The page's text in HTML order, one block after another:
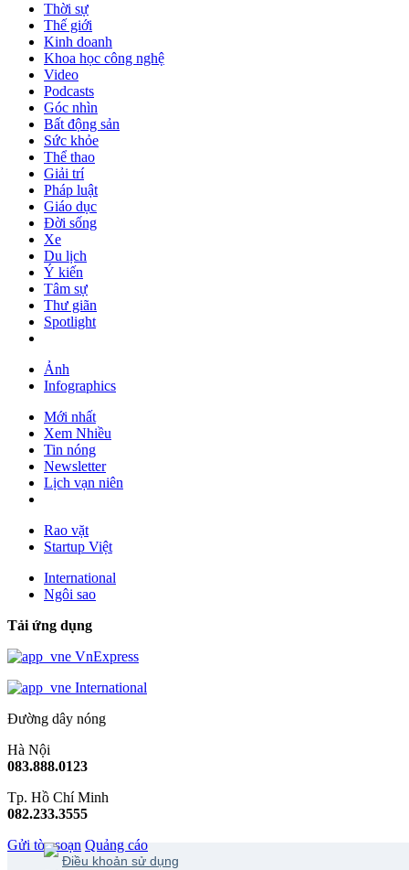
Thời sự
Thế giới
Kinh doanh
Khoa học công nghệ
Video
Podcasts
Góc nhìn
Bất động sản
Sức khỏe
Thể thao
Giải trí
Pháp luật
Giáo dục
Đời sống
Xe
Du lịch
Ý kiến
Tâm sự
Thư giãn
Spotlight
Ảnh
Infographics
Mới nhất
Xem Nhiều
Tin nóng
Newsletter
Lịch vạn niên
Rao vặt
Startup Việt
International
Ngôi sao
Tải ứng dụng
VnExpress
International
Đường dây nóng
Hà Nội
083.888.0123
Tp. Hồ Chí Minh
082.233.3555
Gửi tòa soạn Quảng cáo
Điều khoản sử dụng